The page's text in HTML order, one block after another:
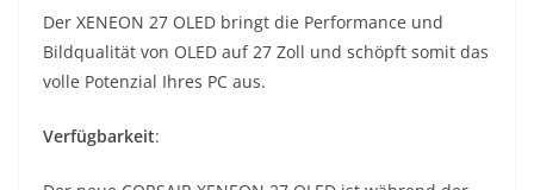
Der XENEON 27 OLED bringt die Performance und
Bildqualität von OLED auf 27 Zoll und schöpft somit das
volle Potenzial Ihres PC aus.
Verfügbarkeit: